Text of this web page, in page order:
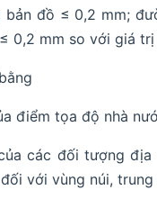
bản đồ ≤ 0,2 mm;
0,2 mm so với giá
điểm tọa độ nhà
các đối tượng
với vùng núi, trung